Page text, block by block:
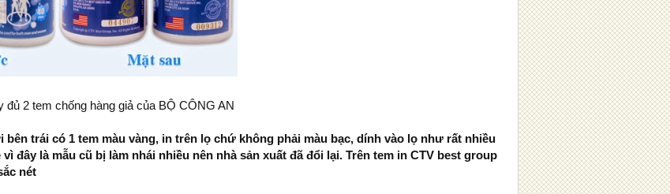
đủ 2 tem chống hàng giả của BỘ CÔNG AN
trái có 1 tem màu vàng, in trên lọ chứ không phải màu bạc, dính vào lọ như rất nhiều
đây là mẫu cũ bị làm nhái nhiều nên nhà sản xuất đã đổi lại. Trên tem in CTV best group
nét